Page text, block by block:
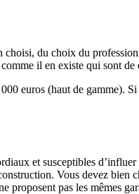
choisi, du choix du
il en existe qui sont de
euros (haut de gamme).
et susceptibles
Vous devez
pas les mêmes